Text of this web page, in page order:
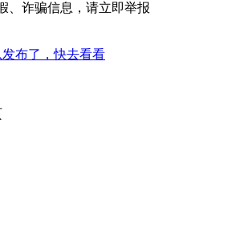
、诈骗信息，请立即举报
布了，快去看看